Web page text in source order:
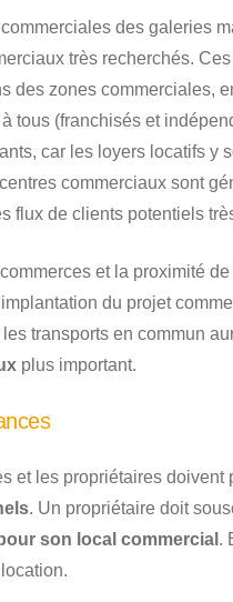
des galeries
très recherchés.
des zones commerciales,
tous (franchisés et
car les loyers locatifs y
commerciaux sont
flux de clients potentiels
commerces et la proximité
du projet
transports en commun
plus important.
et les propriétaires
. Un propriétaire doit
son local commercial .